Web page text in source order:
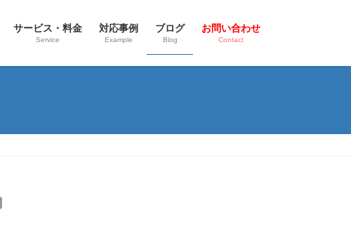
サービス・料金
Service
対応事例
Example
ブログ
Blog
お問い合わせ
Contact